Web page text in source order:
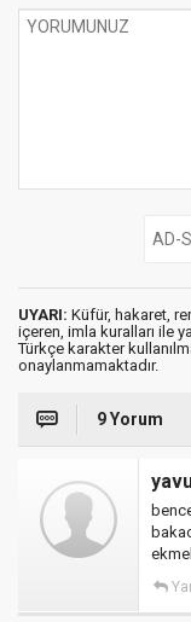
UYARI: Küfür, hakaret,
içeren, imla kuralları ile
Türkçe karakter
onaylanmamaktadır.
9 Yorum